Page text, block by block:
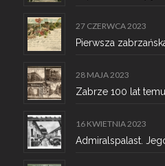
27 CZERWCA 2023
Pierwsza
28 MAJA 2023
Zabrze 100 lat
16 KWIETNIA 2023
Admiralspalast.